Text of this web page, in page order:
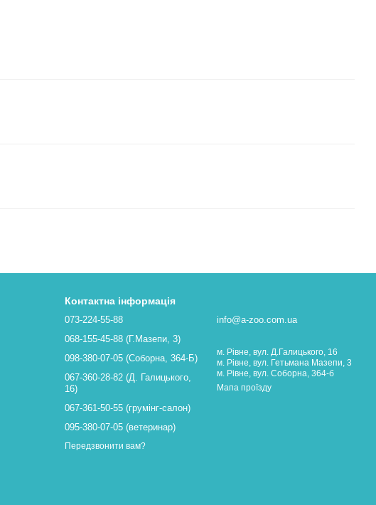
Контактна інформація
073-224-55-88
068-155-45-88 (Г.Мазепи, 3)
098-380-07-05 (Соборна, 364-Б)
067-360-28-82 (Д. Галицького,
16)
067-361-50-55 (грумінг-салон)
095-380-07-05 (ветеринар)
Передзвонити вам?
info@a-zoo.com.ua
м. Рівне, вул. Д.Галицького, 16
м. Рівне, вул. Гетьмана Мазепи, 3
м. Рівне, вул. Соборна, 364-б
Мапа проїзду